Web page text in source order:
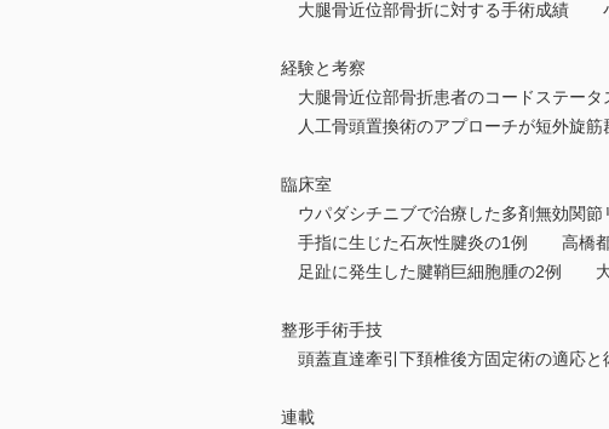
大腿骨近位部骨折に対する手術成績
経験と考察
大腿骨近位部骨折患者のコードステー
人工骨頭置換術のアプローチが短外旋
臨床室
ウパダシチニブで治療した多剤無効関
手指に生じた石灰性腱炎の1例 高橋
足趾に発生した腱鞘巨細胞腫の2例
整形手術手技
頭蓋直達牽引下頚椎後方固定術の適
連載